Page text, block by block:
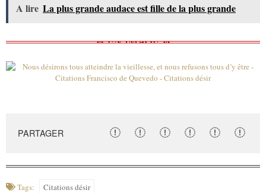
A lire La plus grande audace est fille de la plus grande
PARTAGER
Tags: Citations désir